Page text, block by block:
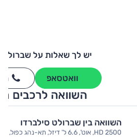
יש לך שאלות על שברולט
וואטסאפ
השוואה לרכבים
השוואה בין שברולט סילברדו
HD 2500, אוט', 6.6 ל' דיזל, תא-נהג כפול, 6 מק', LT, 4x4